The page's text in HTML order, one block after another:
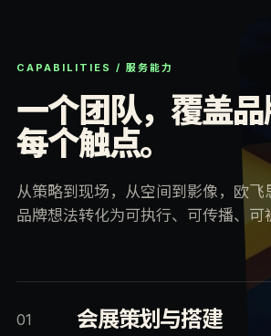
CAPABILITIES / 服务能力
一个团队，覆盖
每个触点。
从策略到现场，从空间到影像，欧飞
品牌想法转化为可执行、可传播、可
01 会展策划与搭建